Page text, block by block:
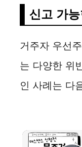
신고 가
거주자 우선
는 다양한 위
인 사례는 다